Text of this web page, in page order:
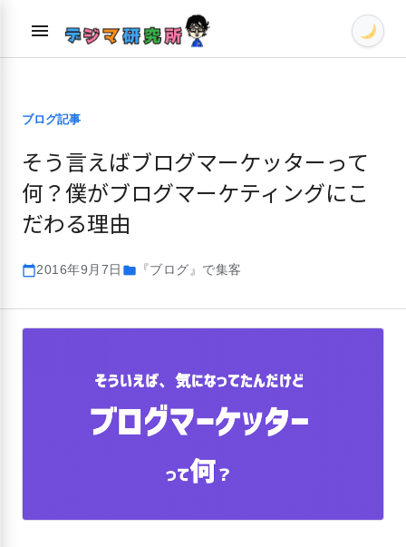
menu
ブログ記事
そう言えばブログマーケッターって
何？僕がブログマーケティングにこ
だわる理由
calendar_today2016年9月7日 folder 『ブログ』で集客